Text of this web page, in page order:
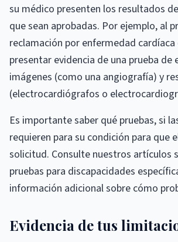
su médico presenten los resultados
que sean aprobadas. Por ejemplo, al
reclamación por enfermedad
presentar evidencia de una prueba de
imágenes (como una angiografía) y
(electrocardiógrafos o
Es importante saber qué pruebas, si
requieren para su condición para que
solicitud. Consulte nuestros artículos
pruebas para discapacidades
información adicional sobre cómo
Evidencia de tus